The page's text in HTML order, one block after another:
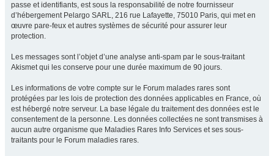
passe et identifiants, est sous la responsabilité de notre fournisseur
d’hébergement Pelargo SARL, 216 rue Lafayette, 75010 Paris, qui met en
œuvre pare-feux et autres systèmes de sécurité pour assurer leur
protection.
Les messages sont l’objet d’une analyse anti-spam par le sous-traitant
Akismet qui les conserve pour une durée maximum de 90 jours.
Les informations de votre compte sur le Forum malades rares sont
protégées par les lois de protection des données applicables en France, où
est hébergé notre serveur. La base légale du traitement des données est le
consentement de la personne. Les données collectées ne sont transmises à
aucun autre organisme que Maladies Rares Info Services et ses sous-
traitants pour le Forum maladies rares.